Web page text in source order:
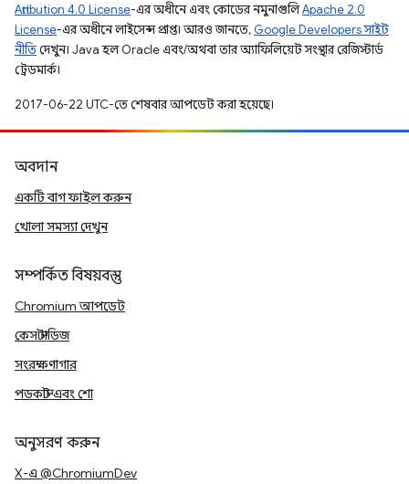
Attribution 4.0 License-এর অধীনে এবং কোডের নমুনাগুলিApache 2.0
License-এর অধীনে লাইসেন্স প্রাপ্ত। আরও জানতে, Google Developers সাইট
নীতিদেখুন। Java হল Oracle এবং/অথবা তার অ্যাফিলিয়েট সংস্থার রেজিস্টার্ড
ট্রেডমার্ক।
2017-06-22 UTC-তে শেষবার আপডেট করা হয়েছে।
অবদান
একটি বাগ ফাইল করুন
খোলা সমস্যা দেখুন
সম্পর্কিত বিষয়বস্তু
Chromium আপডেট
কেস স্টাডিজ
সংরক্ষণাগার
পডকাস্ট এবং শো
অনুসরণ করুন
X-এ @ChromiumDev